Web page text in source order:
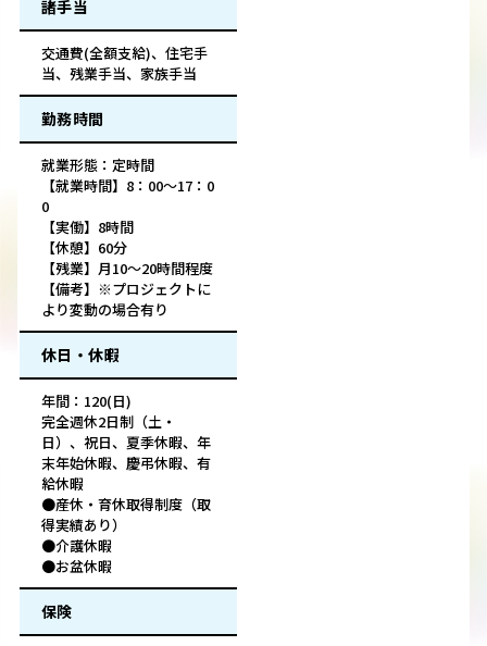
諸手当
交通費(全額支給)、住宅手
当、残業手当、家族手当
勤務時間
就業形態：定時間
【就業時間】8：00～17：0
0
【実働】8時間
【休憩】60分
【残業】月10～20時間程度
【備考】※プロジェクトに
より変動の場合有り
休日・休暇
年間：120(日)
完全週休2日制（土・
日）、祝日、夏季休暇、年
末年始休暇、慶弔休暇、有
給休暇
●産休・育休取得制度（取
得実績あり）
●介護休暇
●お盆休暇
保険